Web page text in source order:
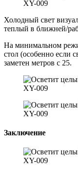
Холодный свет
теплый в ближней/
На минимальном
стол (особенно если
заметен метров с 25.
Заключение